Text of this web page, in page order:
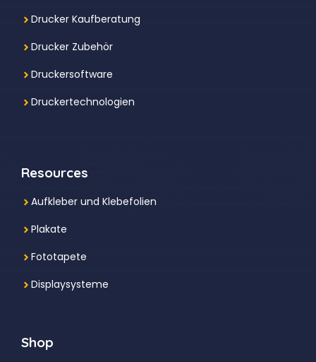
Drucker Kaufberatung
Drucker Zubehör
Druckersoftware
Druckertechnologien
Resources
Aufkleber und Klebefolien
Plakate
Fototapete
Displaysysteme
Shop